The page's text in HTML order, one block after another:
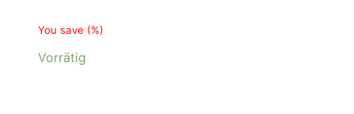
You save (%)
Vorrätig